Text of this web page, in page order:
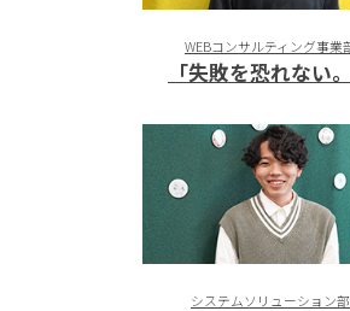
WEBコンサルティング事業
「失敗を恐れない。
システムソリューション部